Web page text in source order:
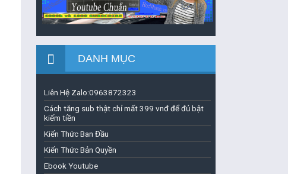
DANH MỤC
Liên Hệ Zalo:0963872323
Cách tăng sub thật chỉ mất 399 vnđ để đủ bật
kiếm tiền
Kiến Thức Ban Đầu
Kiến Thức Bản Quyền
Ebook Youtube